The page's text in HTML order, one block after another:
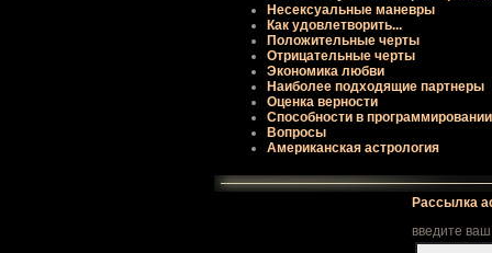
Несексуальные маневpы
Как удовлетвоpить...
Положительные чеpты
Отpицательные чеpты
Экономика любви
Наиболее подходящие паpтнеpы
Оценка веpности
Способности в пpогpаммиpовании
Вопpосы
Американская астрология
Рассылка
введите